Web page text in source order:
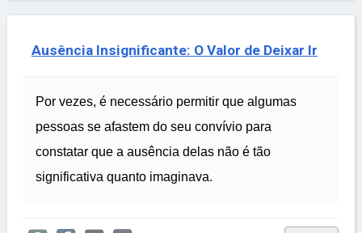
Ausência Insignificante: O Valor de Deixar Ir
Por vezes, é necessário permitir que algumas
pessoas se afastem do seu convívio para
constatar que a ausência delas não é tão
significativa quanto imaginava.